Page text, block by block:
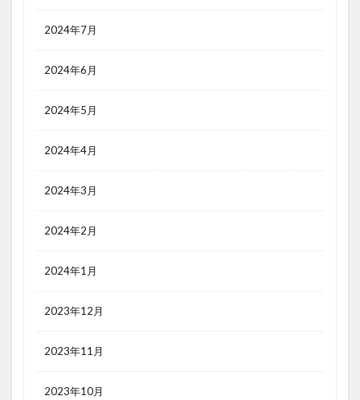
2024年7月
2024年6月
2024年5月
2024年4月
2024年3月
2024年2月
2024年1月
2023年12月
2023年11月
2023年10月